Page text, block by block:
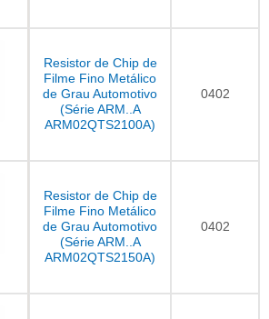
Resistor de Chip de
Filme Fino Metálico
de Grau Automotivo
(Série ARM..A
ARM02QTS2100A)
0402
Resistor de Chip de
Filme Fino Metálico
de Grau Automotivo
(Série ARM..A
ARM02QTS2150A)
0402